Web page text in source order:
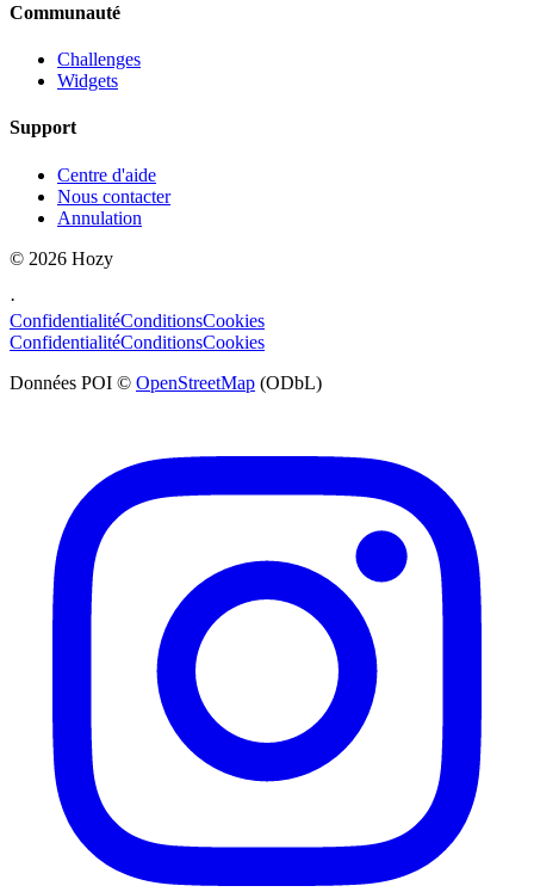
Communauté
Challenges
Widgets
Support
Centre d'aide
Nous contacter
Annulation
© 2026 Hozy
·
ConfidentialitéConditionsCookies
ConfidentialitéConditionsCookies
Données POI © OpenStreetMap (ODbL)